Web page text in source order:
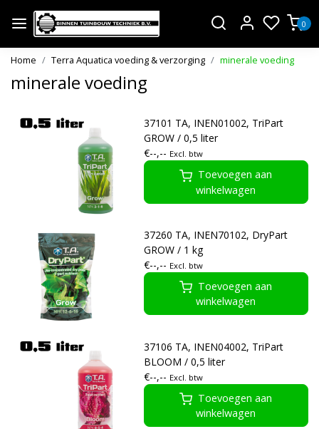
0
Home Terra Aquatica voeding & verzorging minerale voeding
minerale voeding
37101 TA, INEN01002, TriPart
GROW / 0,5 liter
€--,-- Excl. btw
Toevoegen aan
winkelwagen
37260 TA, INEN70102, DryPart
GROW / 1 kg
€--,-- Excl. btw
Toevoegen aan
winkelwagen
37106 TA, INEN04002, TriPart
BLOOM / 0,5 liter
€--,-- Excl. btw
Toevoegen aan
winkelwagen